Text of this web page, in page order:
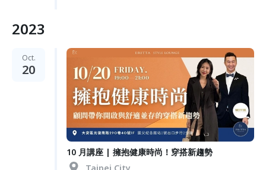
2023
Oct.
20
10 月講座 | 擁抱健康時尚！穿搭新趨勢